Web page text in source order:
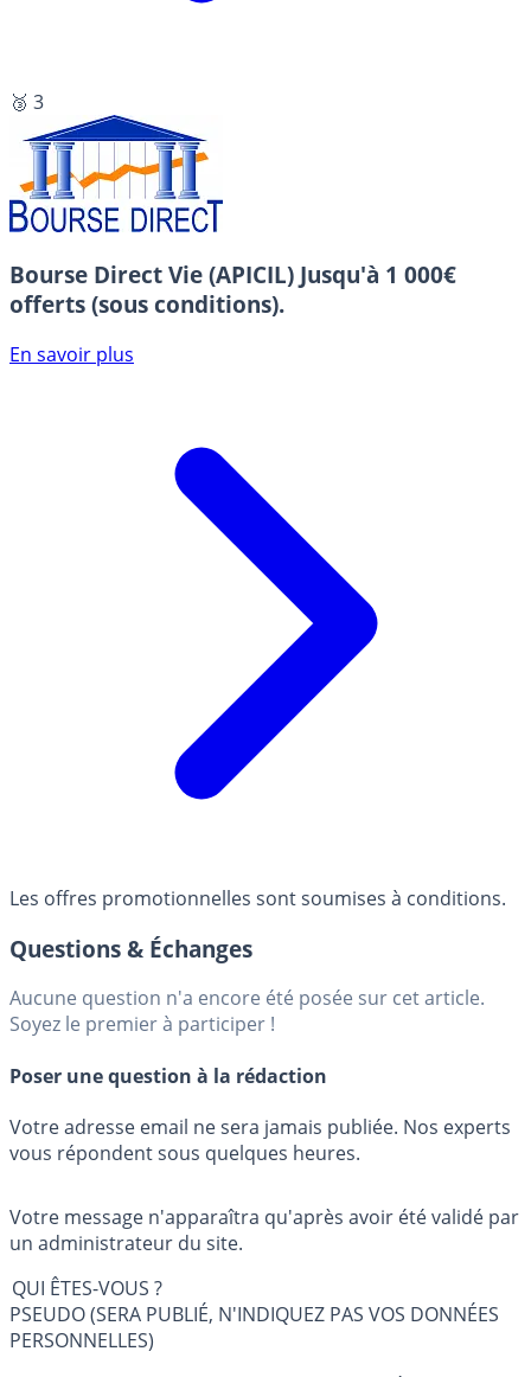
🥉 3
Bourse Direct Vie (APICIL) Jusqu'à 1 000€
offerts (sous conditions).
En savoir plus
Les offres promotionnelles sont soumises à conditions.
Questions & Échanges
Aucune question n'a encore été posée sur cet article.
Soyez le premier à participer !
Poser une question à la rédaction
Votre adresse email ne sera jamais publiée. Nos experts
vous répondent sous quelques heures.
Votre message n'apparaîtra qu'après avoir été validé par
un administrateur du site.
QUI ÊTES-VOUS ?
PSEUDO (SERA PUBLIÉ, N'INDIQUEZ PAS VOS DONNÉES
PERSONNELLES)